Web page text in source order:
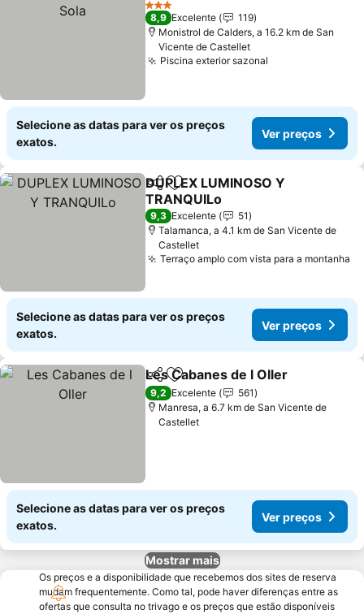
3 Estrelas
8,9 Excelente
119
Monistrol de Calders, a 16.2 km de San
Vicente de Castellet
Piscina exterior sazonal
Selecione as datas para ver os preços
exatos.
Ver preços
PartilharAdicionar aos favoritos
DUPLEX LUMINOSO Y
TRANQUILo
9,3 Excelente
51
Talamanca, a 4.1 km de San Vicente de
Castellet
Terraço amplo com vista para a montanha
Selecione as datas para ver os preços
exatos.
Ver preços
PartilharAdicionar aos favoritos
Les Cabanes de l Oller
9,2 Excelente
561
Manresa, a 6.7 km de San Vicente de
Castellet
Selecione as datas para ver os preços
exatos.
Ver preços
Mostrar mais
Os preços e a disponibilidade que recebemos dos sites de reserva
mudam frequentemente. Como tal, pode haver diferenças entre as
ofertas que consulta no trivago e os preços que estão disponíveis